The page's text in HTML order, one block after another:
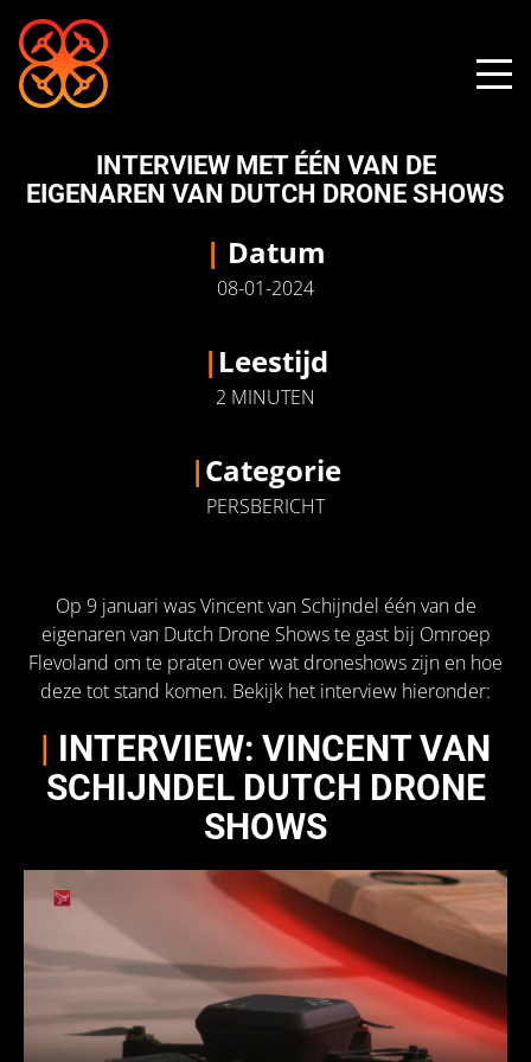
INTERVIEW MET ÉÉN VAN DE
EIGENAREN VAN DUTCH DRONE SHOWS
| Datum
08-01-2024
| Leestijd
2 MINUTEN
|Categorie
PERSBERICHT
Op 9 januari was Vincent van Schijndel één van de
eigenaren van Dutch Drone Shows te gast bij Omroep
Flevoland om te praten over wat droneshows zijn en hoe
deze tot stand komen. Bekijk het interview hieronder:
| INTERVIEW: VINCENT VAN
SCHIJNDEL DUTCH DRONE
SHOWS